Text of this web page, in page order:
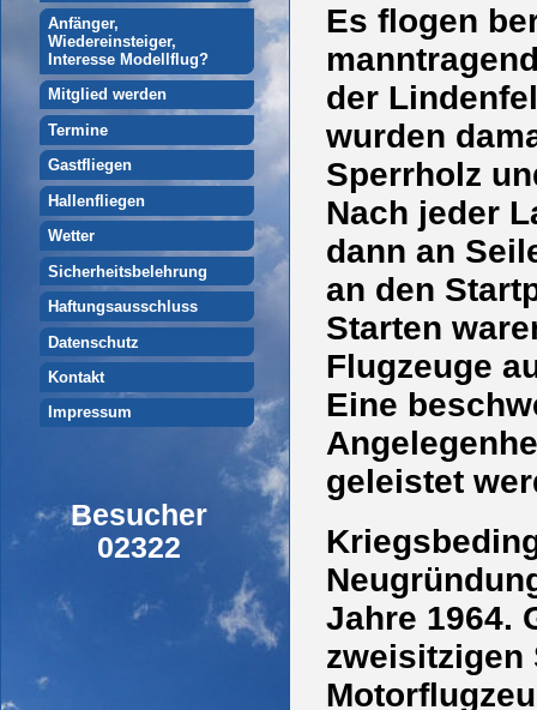
Anfänger,
Wiedereinsteiger,
Interesse Modellflug?
Mitglied werden
Termine
Gastfliegen
Hallenfliegen
Wetter
Sicherheitsbelehrung
Haftungsausschluss
Datenschutz
Kontakt
Impressum
Besucher
02322
Es flogen
der
wurden
Sperrholz
Nach jeder
dann an
an den
Starten
Flugzeuge
Eine
geleistet
Jahre 1964.
zweisitzigen